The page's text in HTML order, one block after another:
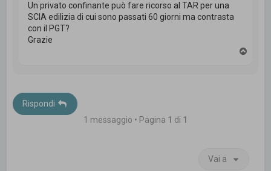
Un privato confinante può fare ricorso al TAR per una
SCIA edilizia di cui sono passati 60 giorni ma contrasta
con il PGT?
Grazie
Rispondi
1 messaggio • Pagina 1 di 1
Vai a